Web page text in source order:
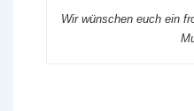
Wir wünschen euch ein